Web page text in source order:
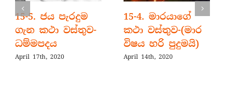
15-5. ජය පැරදුම
ගැන කථා වස්තුව-
ධම්මපදය
April 17th, 2020
15-4. මාරයාගේ
කථා වස්තුව-(මාර
විෂය හරි පුදුමයි)
April 14th, 2020